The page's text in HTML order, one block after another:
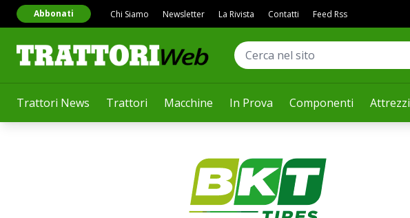
Trattori News Trattori Macchine In Prova Componenti Attrezzi
Abbonati Chi Siamo Newsletter La Rivista Contatti Feed Rss